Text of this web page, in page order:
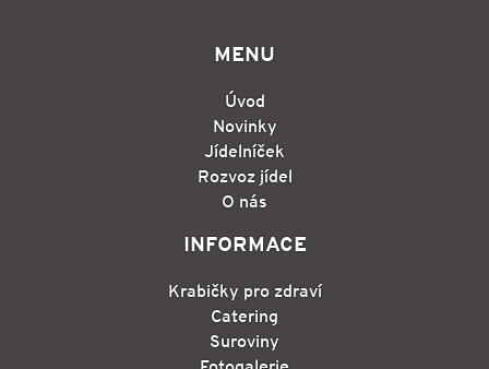
MENU
Úvod
Novinky
Jídelníček
Rozvoz jídel
O nás
INFORMACE
Krabičky pro zdraví
Catering
Suroviny